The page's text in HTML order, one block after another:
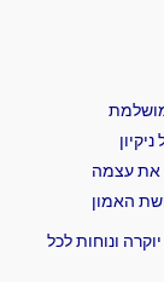
מושלמת
את עצמה
האמון
ונוחות לכל